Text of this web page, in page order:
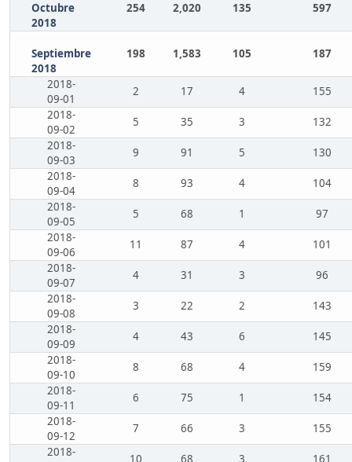
Octubre
2018
254 2,020 135 597
Septiembre
2018
198 1,583 105 187
2018-
09-01
2 17 4
155
2018-
09-02
5 35 3
132
2018-
09-03
9 91 5
130
2018-
09-04
8 93 4
104
2018-
09-05
5 68 1
97
2018-
09-06
11 87 4
101
2018-
09-07
4 31 3
96
2018-
09-08
3 22 2
143
2018-
09-09
4 43 6
145
2018-
09-10
8 68 4
159
2018-
09-11
6 75 1
154
2018-
09-12
7 66 3
155
2018-
10 68 3 161